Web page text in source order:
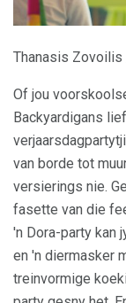
Thanasis
Of jou
Backyardigans
van borde tot
versierings nie.
fasette van die
'n Dora-party kan
en 'n diermasker
treinvormige